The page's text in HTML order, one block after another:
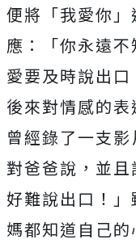
便將「我愛你
應：「你永遠不
愛要及時說出口
後來對情感的
曾經錄了一支
對爸爸說，並
好難說出口！
媽都知道自己的